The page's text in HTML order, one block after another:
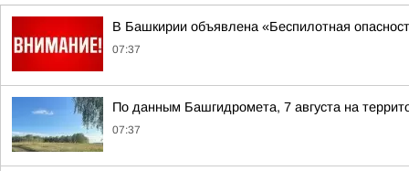
В Башкирии объявлена «Беспилотная
07:37
По данным Башгидромета, 7 августа на
07:37